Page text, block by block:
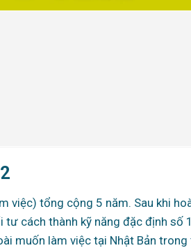
việc) tổng cộng 5 năm. Sau khi
cách thành kỹ năng đặc định số
muốn làm việc tại Nhật Bản